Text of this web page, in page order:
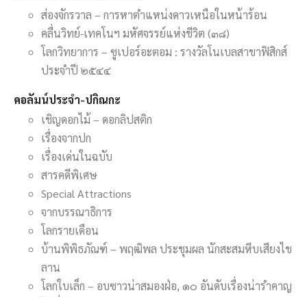
ส่องจักรวาล – การหาตำแหน่งดาวเหนือในหน้าร้อน
คลื่นวิทย์-เทคโนฯ มหัศจรรย์แห่งชีวิต (๓๘)
โลกวิทยาการ – ซูเปอร์อะตอม : รางวัลโนเบลสาขาฟิสิกส์
ประจำปี ๒๕๔๔
คอลัมน์ประจำ-ปกิณกะ
เชิญดอกไม้ – ดอกลิปสติก
เรื่องจากปก
เรื่องเด่นในฉบับ
สารคดีพิเศษ
Special Attractions
จากบรรณาธิการ
โลกรายเดือน
บ้านพิพิธภัณฑ์ – พฤฒิพล ประชุมผล นักสะสมหีบเสียงไข
ลาน
โลกใบเล็ก – อบซาวน่าสมองฝ่อ, ๑๐ อันดับเรื่องน่ารำคาญ